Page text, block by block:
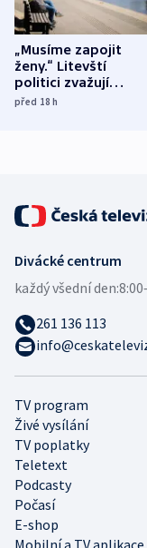
„Musíme zapojit
ženy.“ Litevští
politici zvažují
dohodu o
před 18h
TV program
Živé vysílání
TV poplatky
Teletext
Podcasty
Počasí
E-shop
Divácké centrum
každý všední den:
261 136 113